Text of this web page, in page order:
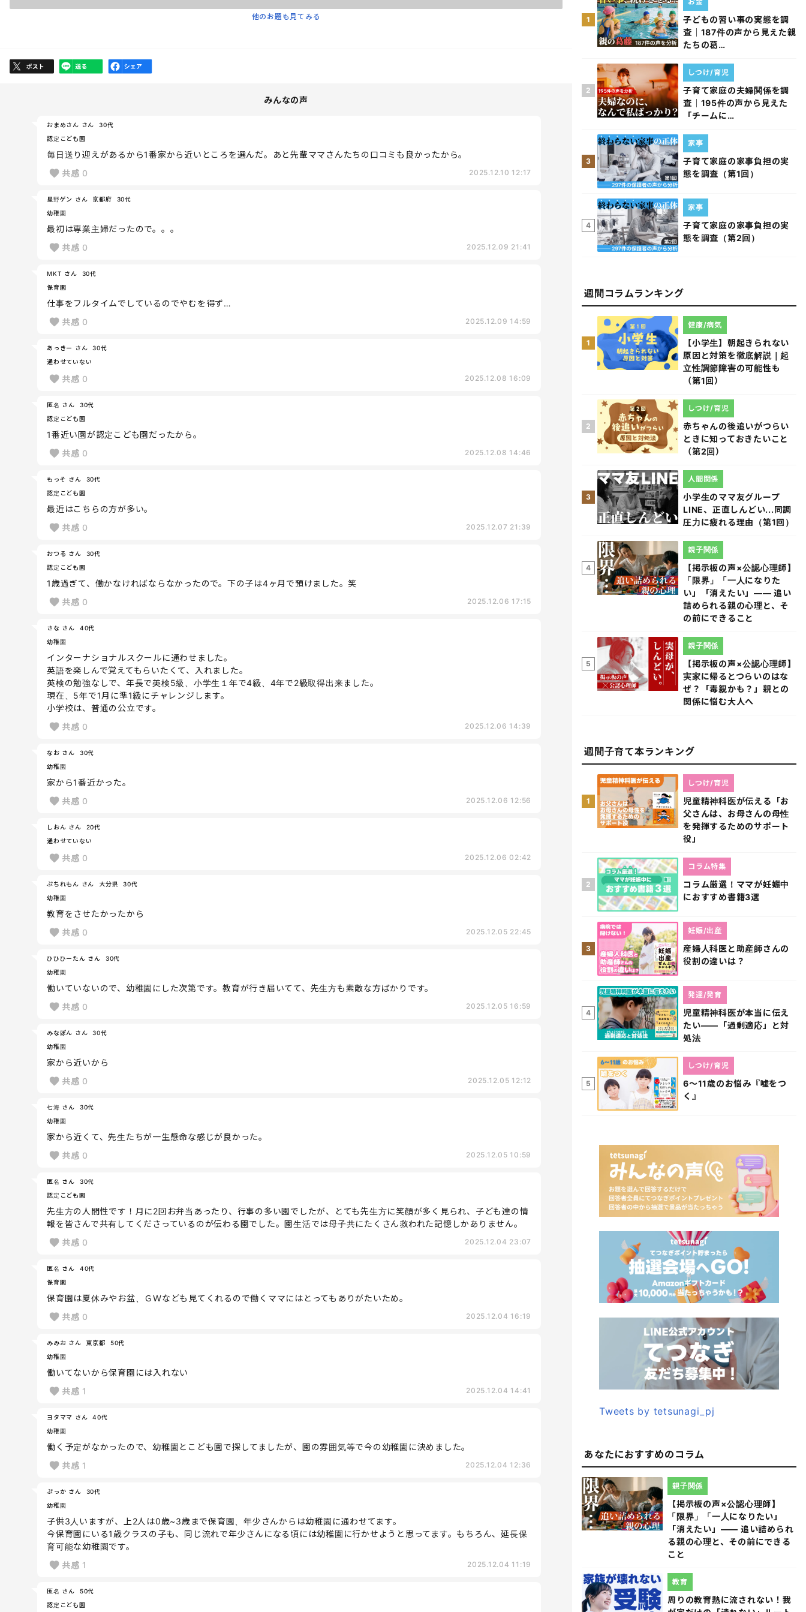
他のお題も見てみる
みんなの声
おまめさん さん
30代
認定こども園
毎日送り迎えがあるから1番家から近いところを選んだ。あと先輩ママさんたちの口コミも良かったから。
共感 0 2025.12.10 12:17
星野ゲン さん 京都府
30代
幼稚園
最初は専業主婦だったので。。。
共感 0 2025.12.09 21:41
MKT さん
30代
保育園
仕事をフルタイムでしているのでやむを得ず…
共感 0 2025.12.09 14:59
あっきー さん
30代
通わせていない
共感 0 2025.12.08 16:09
匿名 さん
30代
認定こども園
1番近い園が認定こども園だったから。
共感 0 2025.12.08 14:46
もっそ さん
30代
認定こども園
最近はこちらの方が多い。
共感 0 2025.12.07 21:39
おつる さん
30代
認定こども園
1歳過ぎて、働かなければならなかったので。下の子は4ヶ月で預けました。笑
共感 0 2025.12.06 17:15
さな さん
40代
幼稚園
インターナショナルスクールに通わせました。
英語を楽しんで覚えてもらいたくて、入れました。
英検の勉強なしで、年長で英検5級、小学生１年で4級、4年で2級取得出来ました。
現在、5年で1月に準1級にチャレンジします。
小学校は、普通の公立です。
共感 0 2025.12.06 14:39
なお さん
30代
幼稚園
家から1番近かった。
共感 0 2025.12.06 12:56
しおん さん
20代
通わせていない
共感 0 2025.12.06 02:42
ぷちれもん さん 大分県
30代
幼稚園
教育をさせたかったから
共感 0 2025.12.05 22:45
ひひひーたん さん
30代
幼稚園
働いていないので、幼稚園にした次第です。教育が行き届いてて、先生方も素敵な方ばかりです。
共感 0 2025.12.05 16:59
みなぽん さん
30代
幼稚園
家から近いから
共感 0 2025.12.05 12:12
七海 さん
30代
幼稚園
家から近くて、先生たちが一生懸命な感じが良かった。
共感 0 2025.12.05 10:59
匿名 さん
30代
認定こども園
先生方の人間性です！月に2回お弁当あったり、行事の多い園でしたが、とても先生方に笑顔が多く見られ、子ども達の情
報を皆さんで共有してくださっているのが伝わる園でした。園生活では母子共にたくさん救われた記憶しかありません。
共感 0 2025.12.04 23:07
匿名 さん
40代
保育園
保育園は夏休みやお盆、ＧＷなども見てくれるので働くママにはとってもありがたいため。
共感 0 2025.12.04 16:19
みみお さん 東京都
50代
幼稚園
働いてないから保育園には入れない
共感 1 2025.12.04 14:41
ヨタママ さん
40代
幼稚園
働く予定がなかったので、幼稚園とこども園で探してましたが、園の雰囲気等で今の幼稚園に決めました。
共感 1 2025.12.04 12:36
ぷっか さん
30代
幼稚園
子供3人いますが、上2人は0歳~3歳まで保育園、年少さんからは幼稚園に通わせてます。
今保育園にいる1歳クラスの子も、同じ流れで年少さんになる頃には幼稚園に行かせようと思ってます。もちろん、延長保
育可能な幼稚園です。
共感 1 2025.12.04 11:19
匿名 さん
50代
認定こども園
1
子どもの習い事の実態を調
査｜187件の声から見えた親
たちの葛…
2
子育て家庭の夫婦関係を調
査｜195件の声から見えた
「チームに…
しつけ/育児
3
子育て家庭の家事負担の実
態を調査（第1回）
家事
4
子育て家庭の家事負担の実
態を調査（第2回）
家事
週間コラムランキング
1
【小学生】朝起きられない
原因と対策を徹底解説｜起
立性調節障害の可能性も
（第1回）
健康/病気
2
赤ちゃんの後追いがつらい
ときに知っておきたいこと
（第2回）
しつけ/育児
3
小学生のママ友グループ
LINE、正直しんどい...同調
圧力に疲れる理由（第1回）
人間関係
4
【掲示板の声×公認心理師】
「限界」「一人になりた
い」「消えたい」―― 追い
詰められる親の心理と、そ
の前にできること
親子関係
5
【掲示板の声×公認心理師】
実家に帰るとつらいのはな
ぜ？「毒親かも？」親との
関係に悩む大人へ
親子関係
週間子育て本ランキング
1
児童精神科医が伝える「お
父さんは、お母さんの母性
を発揮するためのサポート
役」
しつけ/育児
2
コラム厳選！ママが妊娠中
におすすめ書籍3選
コラム特集
3
産婦人科医と助産師さんの
役割の違いは？
妊娠/出産
4
児童精神科医が本当に伝え
たい――「過剰適応」と対
処法
発達/発育
5
6～11歳のお悩み『嘘をつ
く』
しつけ/育児
Tweets by tetsunagi_pj
あなたにおすすめのコラム
【掲示板の声×公認心理師】
「限界」「一人になりたい」
「消えたい」―― 追い詰められ
る親の心理と、その前にできる
こと
親子関係
周りの教育熱に流されない！我
教育